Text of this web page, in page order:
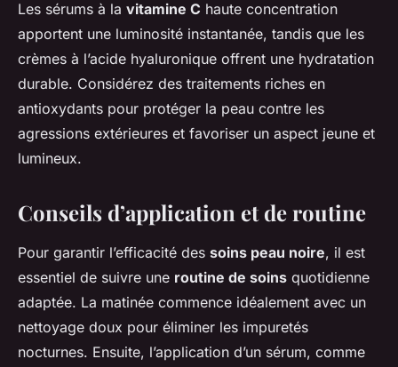
Les sérums à la vitamine C haute concentration
apportent une luminosité instantanée, tandis que les
crèmes à l’acide hyaluronique offrent une hydratation
durable. Considérez des traitements riches en
antioxydants pour protéger la peau contre les
agressions extérieures et favoriser un aspect jeune et
lumineux.
Conseils d’application et de routine
Pour garantir l’efficacité des soins peau noire, il est
essentiel de suivre une routine de soins quotidienne
adaptée. La matinée commence idéalement avec un
nettoyage doux pour éliminer les impuretés
nocturnes. Ensuite, l’application d’un sérum, comme